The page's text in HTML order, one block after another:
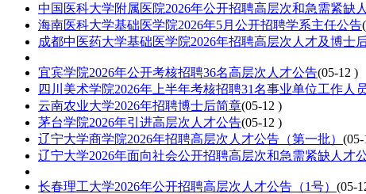
中国医科大学附属医院2026年公开招聘高层次和急需紧缺
海南医科大学基础医学院2026年5月公开招聘学系主任公告
成都中医药大学基础医学院2026年招聘高层次人才及博士
宜宾学院2026年公开考核招聘36名高层次人才公告(05-12 )
四川美术学院2026年上半年考核招聘31名事业单位工作人
云南农业大学2026年招聘博士后简章(05-12 )
茅台学院2026年引进高层次人才公告(05-12 )
辽宁大学商学院2026年招聘高层次人才公告（第一批） (05-
辽宁大学2026年面向社会公开招聘高层次和急需紧缺人才
长春理工大学2026年公开招聘高层次人才公告（1号） (05-